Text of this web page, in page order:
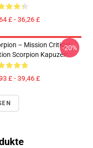
£ - 36,26 £
– Mission Critical
Scorpion Kapuzen
£ - 39,46 £
-20%